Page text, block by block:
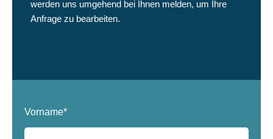
werden uns umgehend bei Ihnen melden, um Ihre
Anfrage zu bearbeiten.
Vorname*